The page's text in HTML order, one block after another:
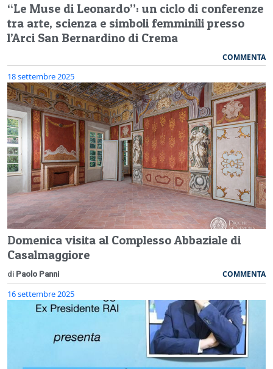
“Le Muse di Leonardo”: un ciclo di conferenze
tra arte, scienza e simboli femminili presso
l’Arci San Bernardino di Crema
COMMENTA
18 settembre 2025
Domenica visita al Complesso Abbaziale di
Casalmaggiore
di Paolo Panni COMMENTA
16 settembre 2025